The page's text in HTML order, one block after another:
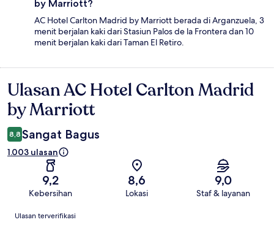
by Marriott?
AC Hotel Carlton Madrid by Marriott berada di Arganzuela, 3
menit berjalan kaki dari Stasiun Palos de la Frontera dan 10
menit berjalan kaki dari Taman El Retiro.
Ulasan
Ulasan AC Hotel Carlton Madrid
by Marriott
8,8 Sangat Bagus
1.003 ulasan
9,2
Kebersihan
8,6
Lokasi
9,0
Staf & layanan
Ulasan
Ulasan terverifikasi